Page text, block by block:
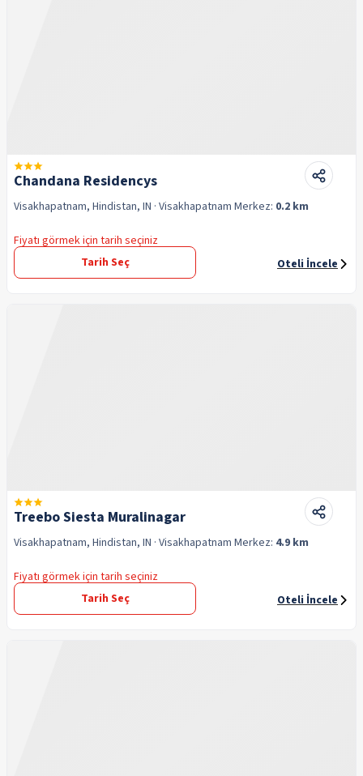
Chandana Residencys
Visakhapatnam, Hindistan, IN · Visakhapatnam Merkez: 0.2 km
Fiyatı görmek için tarih seçiniz
Tarih Seç
Oteli İncele
Treebo Siesta Muralinagar
Visakhapatnam, Hindistan, IN · Visakhapatnam Merkez: 4.9 km
Fiyatı görmek için tarih seçiniz
Tarih Seç
Oteli İncele